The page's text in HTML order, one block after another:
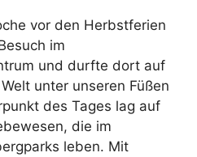
vor den Herbstferien
im
und durfte dort auf
unter unseren Füßen
des Tages lag auf
die im
leben. Mit